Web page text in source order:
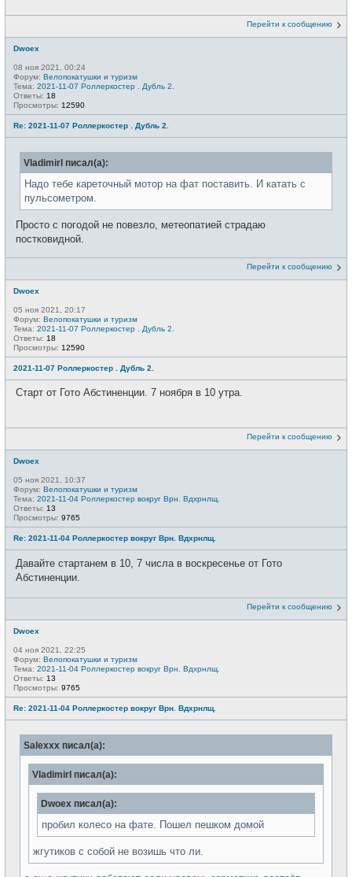
Перейти к сообщению
Dwoex
08 ноя 2021, 00:24
Форум: Велопокатушки и туризм
Тема: 2021-11-07 Роллеркостер . Дубль 2.
Ответы: 18
Просмотры: 12590
Re: 2021-11-07 Роллеркостер . Дубль 2.
VladimirI писал(а):
Надо тебе кареточный мотор на фат поставить. И катать с
пульсометром.
Просто с погодой не повезло, метеопатией страдаю
постковидной.
Перейти к сообщению
Dwoex
05 ноя 2021, 20:17
Форум: Велопокатушки и туризм
Тема: 2021-11-07 Роллеркостер . Дубль 2.
Ответы: 18
Просмотры: 12590
2021-11-07 Роллеркостер . Дубль 2.
Старт от Гото Абстиненции. 7 ноября в 10 утра.
Перейти к сообщению
Dwoex
05 ноя 2021, 10:37
Форум: Велопокатушки и туризм
Тема: 2021-11-04 Роллеркостер вокруг Врн. Вдхрнлщ.
Ответы: 13
Просмотры: 9765
Re: 2021-11-04 Роллеркостер вокруг Врн. Вдхрнлщ.
Давайте стартанем в 10, 7 числа в воскресенье от Гото
Абстиненции.
Перейти к сообщению
Dwoex
04 ноя 2021, 22:25
Форум: Велопокатушки и туризм
Тема: 2021-11-04 Роллеркостер вокруг Врн. Вдхрнлщ.
Ответы: 13
Просмотры: 9765
Re: 2021-11-04 Роллеркостер вокруг Врн. Вдхрнлщ.
Salexxx писал(а):
VladimirI писал(а):
Dwoex писал(а):
пробил колесо на фате. Пошел пешком домой
жгутиков с собой не возишь что ли.